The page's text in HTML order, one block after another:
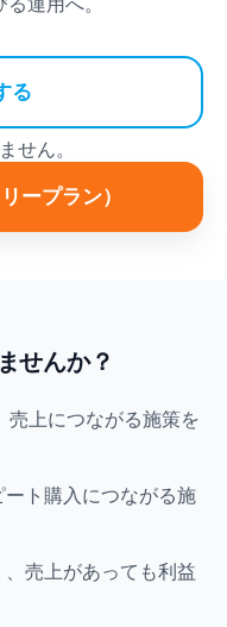
る
せん。
ープラン）
せんか？
売上につながる施策を
ト購入につながる施
売上があっても利益